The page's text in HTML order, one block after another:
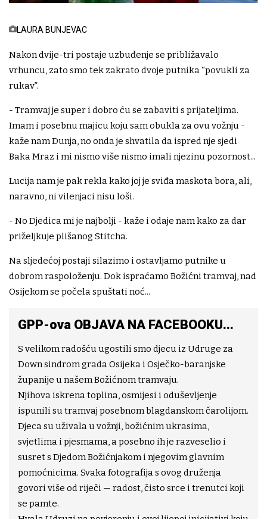
LAURA BUNJEVAC
Nakon dvije-tri postaje uzbuđenje se približavalo
vrhuncu, zato smo tek zakrato dvoje putnika “povukli za
rukav”.
- Tramvaj je super i dobro ću se zabaviti s prijateljima.
Imam i posebnu majicu koju sam obukla za ovu vožnju -
kaže nam Dunja, no onda je shvatila da ispred nje sjedi
Baka Mraz i mi nismo više nismo imali njezinu pozornost...
Lucija nam je pak rekla kako joj je sviđa maskota bora, ali,
naravno, ni vilenjaci nisu loši.
- No Djedica mi je najbolji - kaže i odaje nam kako za dar
priželjkuje plišanog Stitcha.
Na sljedećoj postaji silazimo i ostavljamo putnike u
dobrom raspoloženju. Dok ispraćamo Božićni tramvaj, nad
Osijekom se počela spuštati noć...
GPP-ova OBJAVA NA FACEBOOKU...
S velikom radošću ugostili smo djecu iz Udruge za
Down sindrom grada Osijeka i Osječko-baranjske
županije u našem Božićnom tramvaju.
Njihova iskrena toplina, osmijesi i oduševljenje
ispunili su tramvaj posebnom blagdanskom čarolijom.
Djeca su uživala u vožnji, božićnim ukrasima,
svjetlima i pjesmama, a posebno ih je razveselio i
susret s Djedom Božićnjakom i njegovim glavnim
pomoćnicima. Svaka fotografija s ovog druženja
govori više od riječi — radost, čisto srce i trenutci koji
se pamte.